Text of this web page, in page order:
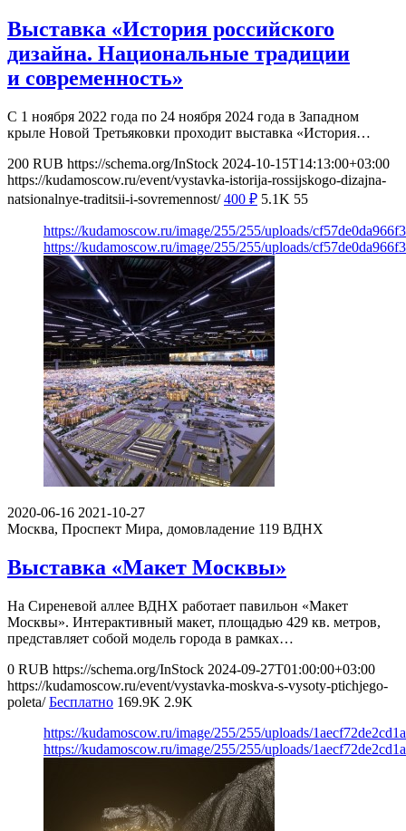
Выставка «История российского
дизайна. Национальные традиции
и современность»
С 1 ноября 2022 года по 24 ноября 2024 года в Западном
крыле Новой Третьяковки проходит выставка «История…
200 RUB https://schema.org/InStock 2024-10-15T14:13:00+03:00
https://kudamoscow.ru/event/vystavka-istorija-rossijskogo-dizajna-
natsionalnye-traditsii-i-sovremennost/ 400 ₽ 5.1K 55
https://kudamoscow.ru/image/255/255/uploads/
https://kudamoscow.ru/image/255/255/uploads/
2020-06-16 2021-10-27
Москва, Проспект Мира, домовладение 119 ВДНХ
Выставка «Макет Москвы»
На Сиреневой аллее ВДНХ работает павильон «Макет
Москвы». Интерактивный макет, площадью 429 кв. метров,
представляет собой модель города в рамках…
0 RUB https://schema.org/InStock 2024-09-27T01:00:00+03:00
https://kudamoscow.ru/event/vystavka-moskva-s-vysoty-ptichjego-
poleta/ Бесплатно 169.9K 2.9K
https://kudamoscow.ru/image/255/255/uploads/
https://kudamoscow.ru/image/255/255/uploads/